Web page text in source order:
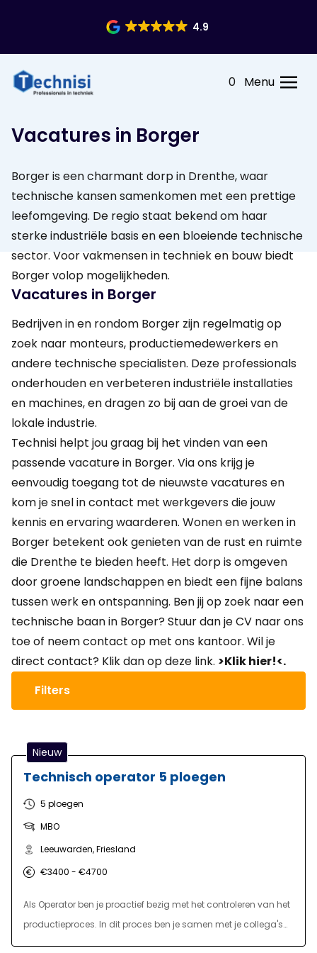
4.9
0 Menu
Vacatures in Borger
Borger is een charmant dorp in Drenthe, waar
technische kansen samenkomen met een prettige
leefomgeving. De regio staat bekend om haar
sterke industriële basis en een bloeiende technische
sector. Voor vakmensen in techniek en bouw biedt
Borger volop mogelijkheden.
Vacatures in Borger
Bedrijven in en rondom Borger zijn regelmatig op
zoek naar monteurs, productiemedewerkers en
andere technische specialisten. Deze professionals
onderhouden en verbeteren industriële installaties
en machines, en dragen zo bij aan de groei van de
lokale industrie.
Technisi helpt jou graag bij het vinden van een
passende vacature in Borger. Via ons krijg je
eenvoudig toegang tot de nieuwste vacatures en
kom je snel in contact met werkgevers die jouw
kennis en ervaring waarderen. Wonen en werken in
Borger betekent ook genieten van de rust en ruimte
die Drenthe te bieden heeft. Het dorp is omgeven
door groene landschappen en biedt een fijne balans
tussen werk en ontspanning. Ben jij op zoek naar een
technische baan in Borger? Stuur dan je CV naar ons
toe of neem contact op met ons kantoor. Wil je
direct contact? Klik dan op deze link. >Klik hier!<.
Filters
Nieuw
Technisch operator 5 ploegen
5 ploegen
MBO
Leeuwarden, Friesland
€3400 - €4700
Als Operator ben je proactief bezig met het controleren van het
productieproces. In dit proces ben je samen met je collega's
verantwoordelijk voor de juiste bediening van diverse